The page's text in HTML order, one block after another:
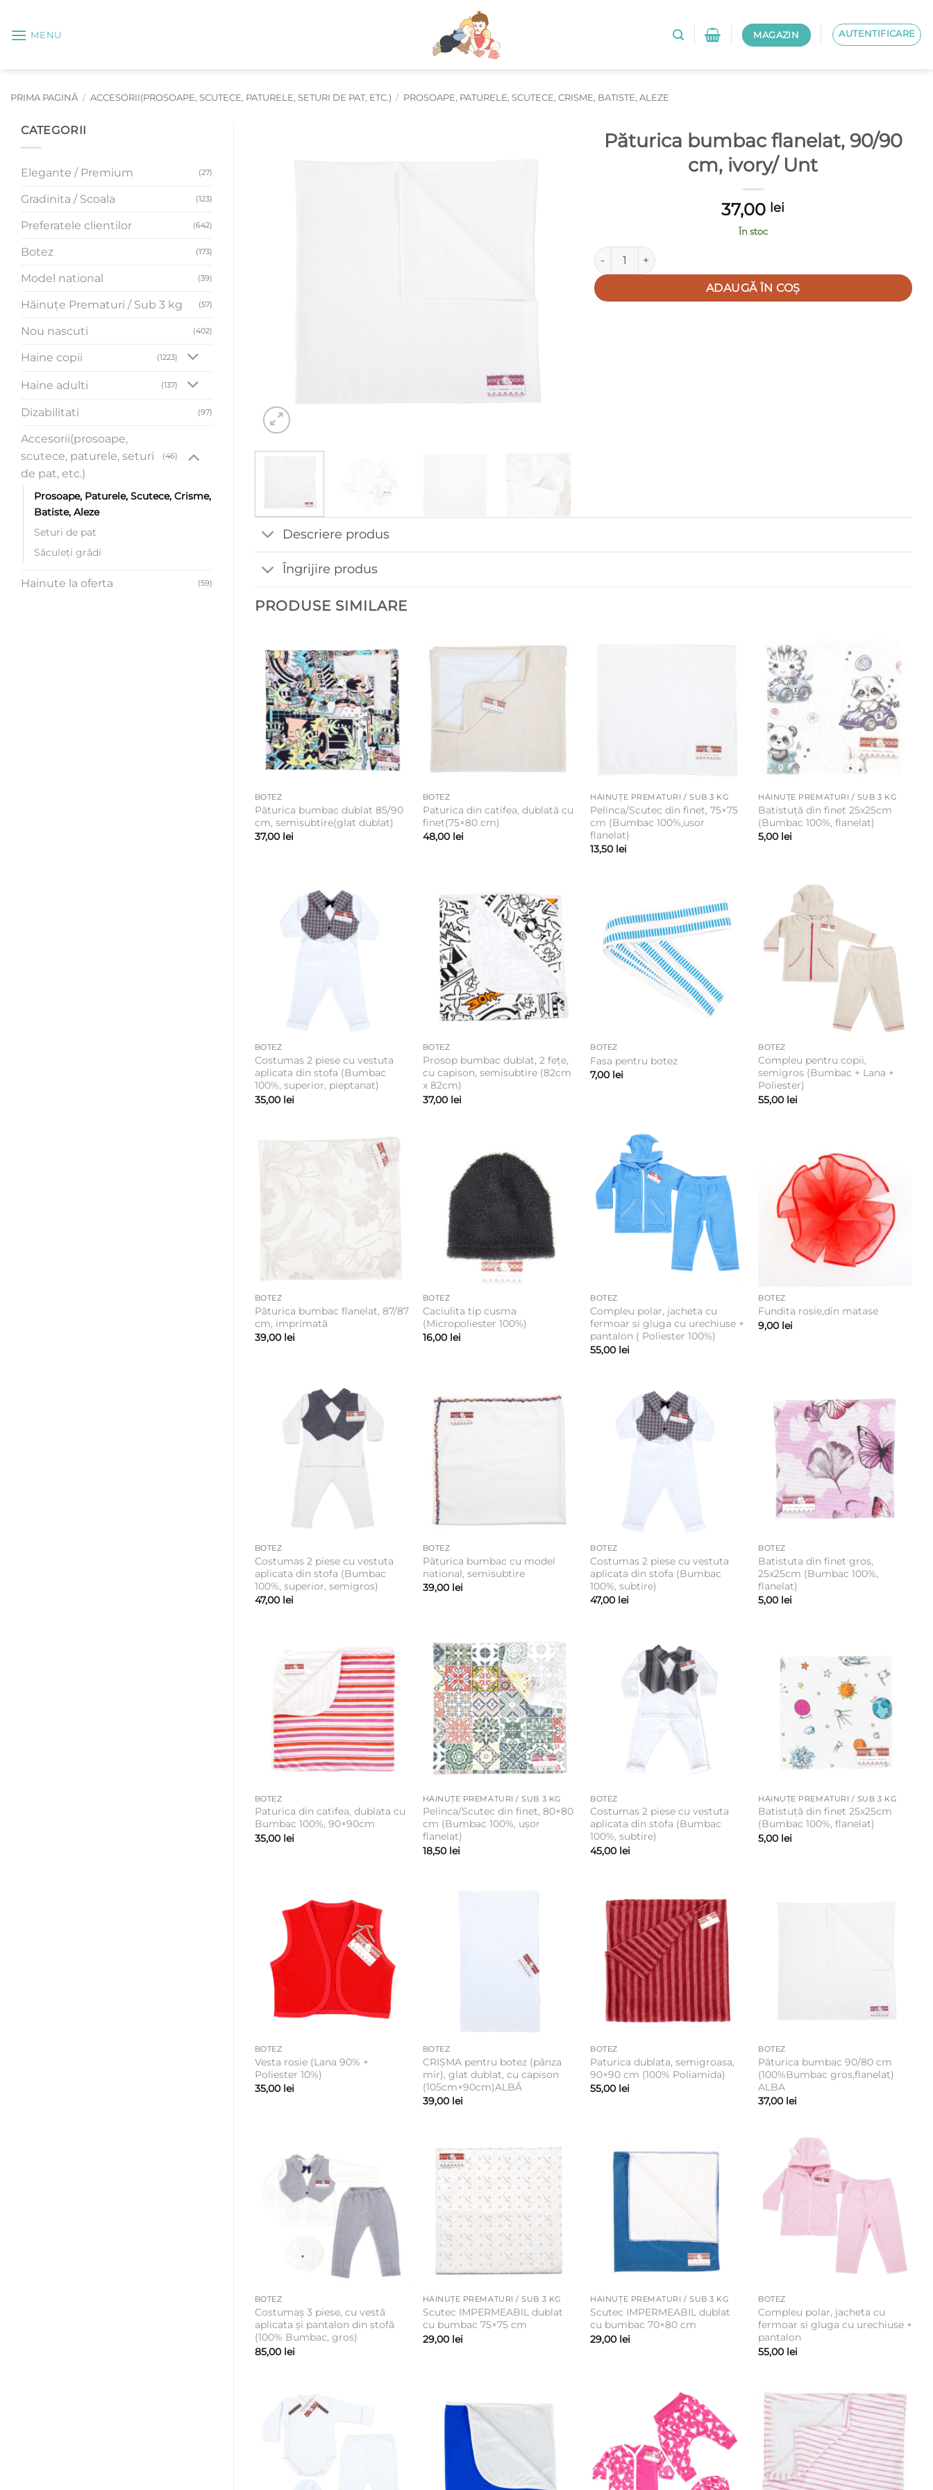
content
MENU MAGAZIN AUTENTIFICARE
PRIMA PAGINĂ / ACCESORII(PROSOAPE, SCUTECE, PATURELE, SETURI DE PAT, ETC.) / PROSOAPE, PATURELE, SCUTECE, CRISME, BATISTE, ALEZE
CATEGORII
Elegante / Premium (27)
Gradinita / Scoala (123)
Preferatele clientilor (642)
Botez (173)
Model national (39)
Hăinuțe Prematuri / Sub 3 kg (57)
Nou nascuti (402)
Haine copii (1223)
Haine adulti (137)
Dizabilitati (97)
Accesorii(prosoape,
scutece, paturele, seturi
de pat, etc.)
(46)
Prosoape, Paturele, Scutece, Crisme,
Batiste, Aleze
Seturi de pat
Săculeți grădi
Hainute la oferta (59)
Păturica bumbac flanelat, 90/90
cm, ivory/ Unt
37,00 lei
În stoc
Cantitate Păturica bumbac flanelat, 90/90 cm, ivory/ Unt
ADAUGĂ ÎN COȘ
Descriere produs
Îngrijire produs
PRODUSE SIMILARE
BOTEZ
Păturica bumbac dublat 85/90
cm, semisubtire(glat dublat)
37,00 lei
BOTEZ
Paturica din catifea, dublată cu
finet(75×80 cm)
48,00 lei
HĂINUȚE PREMATURI / SUB 3 KG
Pelinca/Scutec din finet, 75×75
cm (Bumbac 100%,usor
flanelat)
13,50 lei
HĂINUȚE PREMATURI / SUB 3 KG
Batistuță din finet 25x25cm
(Bumbac 100%, flanelat)
5,00 lei
BOTEZ
Costumas 2 piese cu vestuta
aplicata din stofa (Bumbac
100%, superior, pieptanat)
35,00 lei
BOTEZ
Prosop bumbac dublat, 2 fețe,
cu capison, semisubtire (82cm
x 82cm)
37,00 lei
BOTEZ
Fasa pentru botez
7,00 lei
BOTEZ
Compleu pentru copii,
semigros (Bumbac + Lana +
Poliester)
55,00 lei
BOTEZ
Păturica bumbac flanelat, 87/87
cm, imprimată
39,00 lei
BOTEZ
Caciulita tip cusma
(Micropoliester 100%)
16,00 lei
BOTEZ
Compleu polar, jacheta cu
fermoar si gluga cu urechiuse +
pantalon ( Poliester 100%)
55,00 lei
BOTEZ
Fundita rosie,din matase
9,00 lei
BOTEZ
Costumas 2 piese cu vestuta
aplicata din stofa (Bumbac
100%, superior, semigros)
47,00 lei
BOTEZ
Păturica bumbac cu model
national, semisubtire
39,00 lei
BOTEZ
Costumas 2 piese cu vestuta
aplicata din stofa (Bumbac
100%, subtire)
47,00 lei
BOTEZ
Batistuta din finet gros,
25x25cm (Bumbac 100%,
flanelat)
5,00 lei
BOTEZ
Paturica din catifea, dublata cu
Bumbac 100%, 90×90cm
35,00 lei
HĂINUȚE PREMATURI / SUB 3 KG
Pelinca/Scutec din finet, 80×80
cm (Bumbac 100%, ușor
flanelat)
18,50 lei
BOTEZ
Costumas 2 piese cu vestuta
aplicata din stofa (Bumbac
100%, subtire)
45,00 lei
HĂINUȚE PREMATURI / SUB 3 KG
Batistuță din finet 25x25cm
(Bumbac 100%, flanelat)
5,00 lei
BOTEZ
Vesta rosie (Lana 90% +
Poliester 10%)
35,00 lei
BOTEZ
CRIȘMA pentru botez (pânza
mir), glat dublat, cu capison
(105cm×90cm)ALBĂ
39,00 lei
BOTEZ
Paturica dublata, semigroasa,
90×90 cm (100% Poliamida)
55,00 lei
BOTEZ
Păturica bumbac 90/80 cm
(100%Bumbac gros,flanelat)
ALBA
37,00 lei
BOTEZ
Costumaș 3 piese, cu vestă
aplicata și pantalon din stofă
(100% Bumbac, gros)
85,00 lei
HĂINUȚE PREMATURI / SUB 3 KG
Scutec IMPERMEABIL dublat
cu bumbac 75×75 cm
29,00 lei
HĂINUȚE PREMATURI / SUB 3 KG
Scutec IMPERMEABIL dublat
cu bumbac 70×80 cm
29,00 lei
BOTEZ
Compleu polar, jacheta cu
fermoar si gluga cu urechiuse +
pantalon
55,00 lei